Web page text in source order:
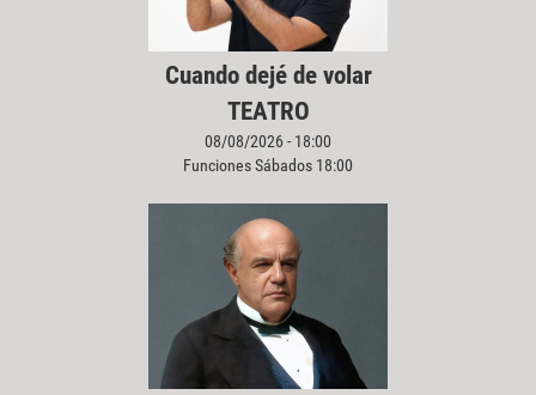
Cuando dejé de volar
TEATRO
08/08/2026 - 18:00
Funciones Sábados 18:00